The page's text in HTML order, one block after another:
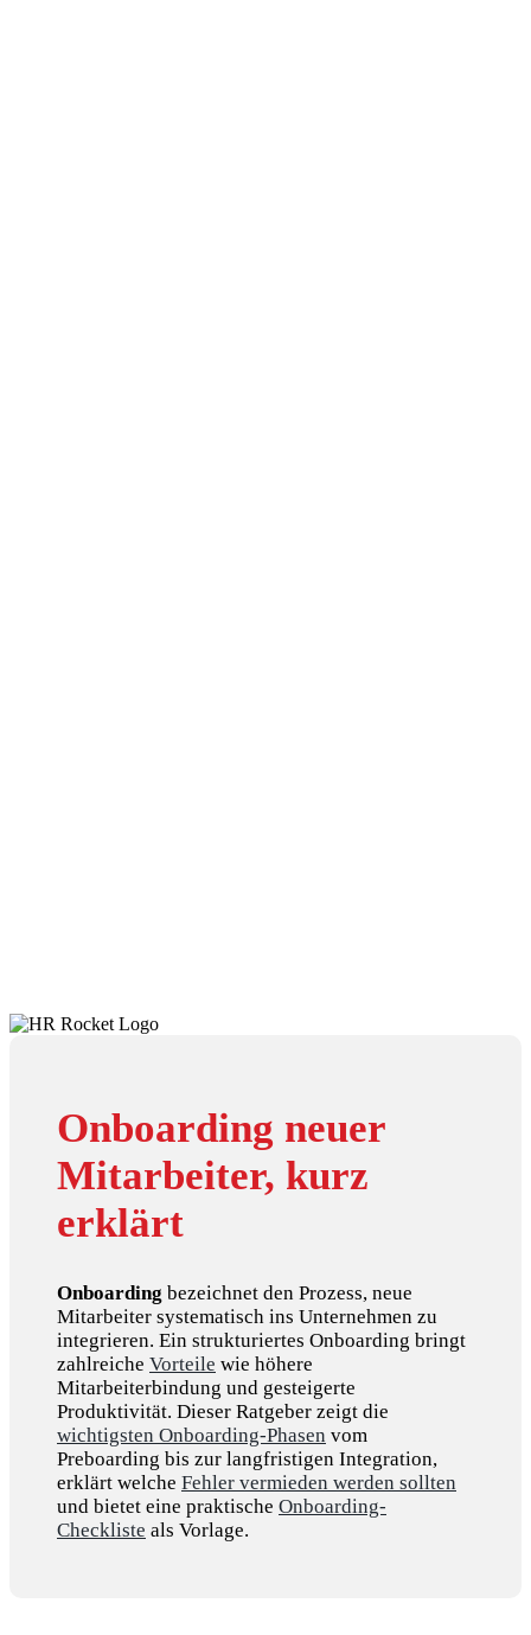
Onboarding neuer
Mitarbeiter, kurz
erklärt
Onboarding bezeichnet den Prozess, neue
Mitarbeiter systematisch ins Unternehmen zu
integrieren. Ein strukturiertes Onboarding bringt
zahlreiche Vorteile wie höhere
Mitarbeiterbindung und gesteigerte
Produktivität. Dieser Ratgeber zeigt die
wichtigsten Onboarding-Phasen vom
Preboarding bis zur langfristigen Integration,
erklärt welche Fehler vermieden werden sollten
und bietet eine praktische Onboarding-
Checkliste als Vorlage.